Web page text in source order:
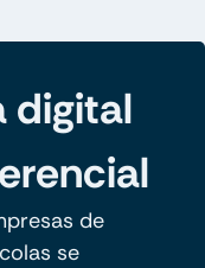
digital
de
se